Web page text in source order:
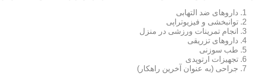
داروهای ضد التهابی
توانبخشی و فیزیوتراپی
انجام تمرینات ورزشی در منزل
داروهای تزریقی
طب سوزنی
تجهیزات ارتوپدی
جراحی (به عنوان آخرین راهکار)